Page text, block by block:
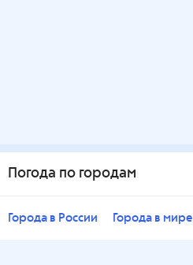
Погода по городам
Города в России Города в мире